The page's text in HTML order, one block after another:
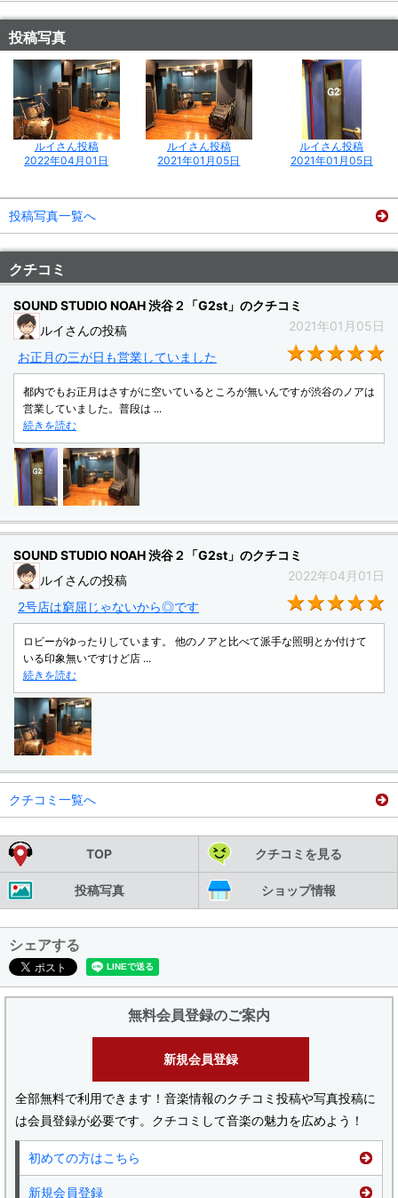
投稿写真
ルイさん投稿
2022年04月01日
ルイさん投稿
2021年01月05日
ルイさん投稿
2021年01月05日
投稿写真一覧へ
クチコミ
SOUND STUDIO NOAH 渋谷２「G2st」のクチコミ
ルイさんの投稿
2021年01月05日
お正月の三が日も営業していました
都内でもお正月はさすがに空いているところが無いんですが渋谷のノアは
営業していました。普段は ...
続きを読む
SOUND STUDIO NOAH 渋谷２「G2st」のクチコミ
ルイさんの投稿
2022年04月01日
2号店は窮屈じゃないから◎です
ロビーがゆったりしています。 他のノアと比べて派手な照明とか付けて
いる印象無いですけど店 ...
続きを読む
クチコミ一覧へ
TOP クチコミを見る
投稿写真 ショップ情報
シェアする
無料会員登録のご案内
新規会員登録
全部無料で利用できます！音楽情報のクチコミ投稿や写真投稿に
は会員登録が必要です。クチコミして音楽の魅力を広めよう！
初めての方はこちら
新規会員登録